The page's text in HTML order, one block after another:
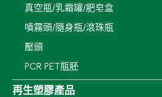
真空瓶/乳霜罐/肥皂盒
噴霧頭/隨身瓶/滾珠瓶
壓頭
PCR PET瓶胚
再生塑膠產品